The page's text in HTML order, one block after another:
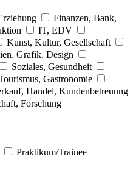
Finanzen, Bank,
IT, EDV
Kunst, Kultur, Gesellschaft
Grafik, Design
Soziales, Gesundheit
Gastronomie
Handel, Kundenbetreuung
Forschung
Praktikum/Trainee